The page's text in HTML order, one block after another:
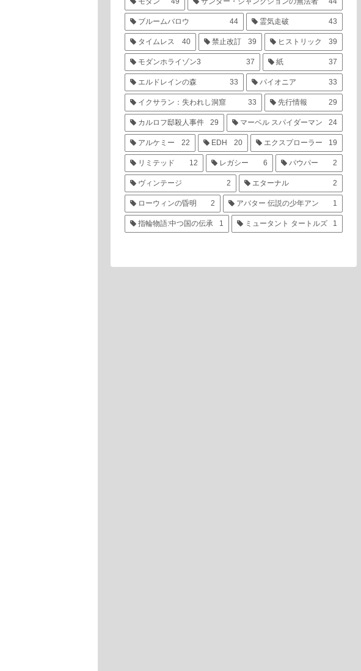
ブルームバロウ 44 霊気走破 43
タイムレス 40 禁止改訂 39 ヒストリック 39
モダンホライゾン3 37 紙 37
エルドレインの森 33 パイオニア 33
イクサラン：失われし洞窟 33 先行情報 29
カルロフ邸殺人事件 29 マーベル スパイダーマン 24
アルケミー 22 EDH 20 エクスプローラー 19
リミテッド 12 レガシー 6 パウパー 2
ヴィンテージ 2 エターナル 2
ローウィンの昏明 2 アバター 伝説の少年アン 1
指輪物語:中つ国の伝承 1 ミュータント タートルズ 1